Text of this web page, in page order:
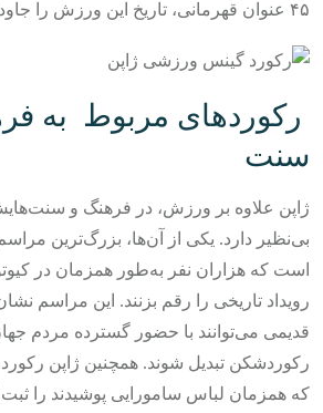
۴۵ عنوان قهرمانی، تاریخ این ورزش را جاودانه کرد.
رکوردهای مربوط به
سنت
ژاپن علاوه بر ورزش، در فرهنگ و
بی‌نظیر دارد. یکی از آن‌ها، بزرگ‌ترین
است که هزاران نفر به‌طور همزمان در کیوتو
رویداد تاریخی را رقم بزنند. این مراسم
قدیمی می‌توانند با حضور گسترده مردم جهان
رکوردشکن تبدیل شوند.همچنین ژاپن رکورد
که همزمان لباس سامورایی پوشیدند را ثبت